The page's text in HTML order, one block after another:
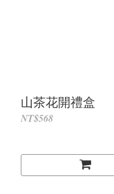
山茶花開禮盒
NT$568